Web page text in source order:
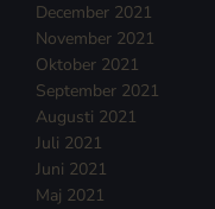
December 2021
November 2021
Oktober 2021
September 2021
Augusti 2021
Juli 2021
Juni 2021
Maj 2021